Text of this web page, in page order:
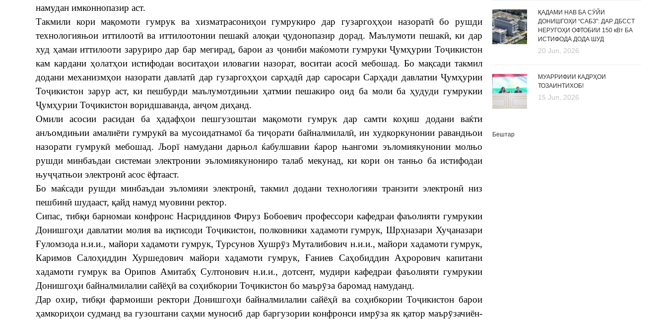
намудан имконнопазир аст.
Такмили кори мақомоти гумрук ва хизматрасониҳои гумрукиро дар гузаргоҳҳои назоратӣ бо рушди
технологияњои иттилоотӣ ва иттилоотонии пешакӣ алоқаи ҷудонопазир дорад. Маълумоти пешакӣ, ки дар
худ ҳамаи иттилооти заруриро дар бар мегирад, барои аз ҷониби маќомоти гумруки Ҷумҳурии Тоҷикистон
кам кардани ҳолатҳои истифодаи воситаҳои иловагии назорат, воситаи асосӣ мебошад. Бо мақсади такмил
додани механизмҳои назорати давлатӣ дар гузаргоҳҳои сарҳадӣ дар саросари Сарҳади давлатии Ҷумҳурии
Тоҷикистон зарур аст, ки пешбурди маълумотдињии ҳатмии пешакиро оид ба моли ба ҳудуди гумрукии
Ҷумҳурии Тоҷикистон воридшаванда, анҷом диҳанд.
Омили асосии расидан ба ҳадафҳои пешгузоштаи мақомоти гумрук дар самти коҳиш додани ваќти
анљомдињии амалиёти гумрукӣ ва мусоидатнамої ба тиҷорати байналмилалӣ, ин худкоркунонии равандњои
назорати гумрукӣ мебошад. Љорї намудани дарњол ќабулшавии ќарор њангоми эъломиякунонии молњо
рушди минбаъдаи системаи электронии эъломиякунониро талаб мекунад, ки кори он танњо ба истифодаи
њуҷҷатњои электронӣ асос ёфтааст.
Бо маќсади рушди минбаъдаи эъломияи электронӣ, такмил додани технологияи транзити электронӣ низ
пешбинӣ шудааст, қайд намуд муовини ректор.
Сипас, тибқи барномаи конфронс Насриддинов Фируз Бобоевич профессори кафедраи фаъолияти гумрукии
Донишгоҳи давлатии молия ва иқтисоди Тоҷикистон, полковники хадамоти гумрук, Шрҳназари Хуҷаназари
Ғуломзода н.и.и., майори хадамоти гумрук, Турсунов Хушрӯз Муталибович н.и.и., майори хадамоти гумрук,
Каримов Салоҳиддин Хуршедович майори хадамоти гумрук, Ғаниев Саҳобиддин Аҳрорович капитани
хадамоти гумрук ва Орипов Амитабҳ Султонович н.и.и., дотсент, мудири кафедраи фаъолияти гумрукии
Донишгоҳи байналмилалии сайёҳӣ ва соҳибкории Тоҷикистон бо маърӯза баромад намуданд.
Дар охир, тибқи фармоиши ректори Донишгоҳи байналмилалии сайёҳӣ ва соҳибкории Тоҷикистон барои
ҳамкориҳои судманд ва гузоштани саҳми муносиб дар баргузории конфронси имрӯза як қатор маърӯзачиён-
ҚАДАМИ НАВ БА СӮЙИ
ДОНИШГОҲИ “САБЗ”: ДАР ДБССТ
НЕРУГОҲИ ОФТОБИИ 150 кВт БА
ИСТИФОДА ДОДА ШУД
20 Jun, 2026
МУАРРИФИИ КАДРҲОИ
ТОЗАИНТИХОБ!
15 Jun, 2026
Бештар